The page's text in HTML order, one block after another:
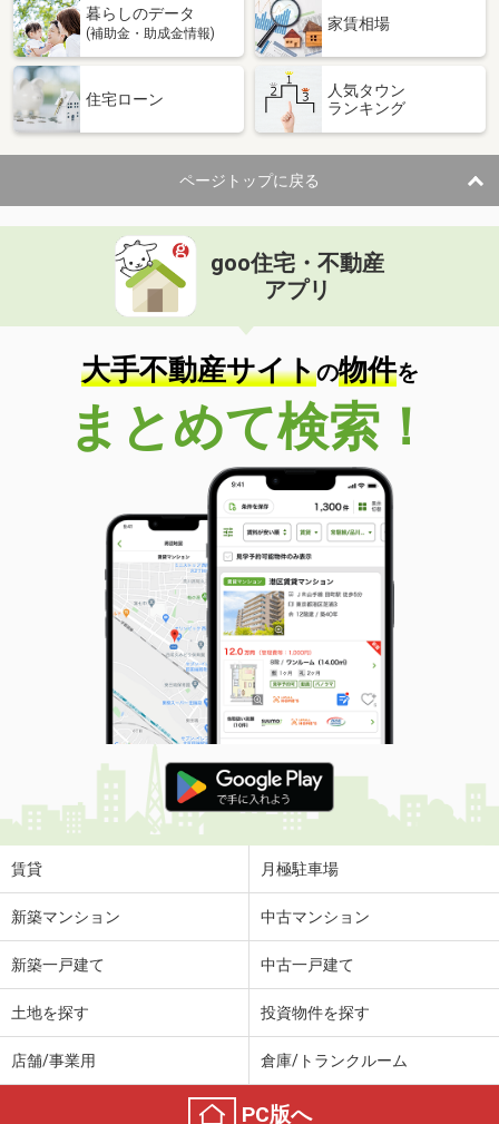
暮らしのデータ
(補助金・助成金情報)
家賃相場
住宅ローン
人気タウン
ランキング
ページトップに戻る
goo住宅・不動産
アプリ
大手不動産サイトの物件を
まとめて検索！
賃貸 月極駐車場
新築マンション 中古マンション
新築一戸建て 中古一戸建て
土地を探す 投資物件を探す
店舗/事業用 倉庫/トランクルーム
PC版へ